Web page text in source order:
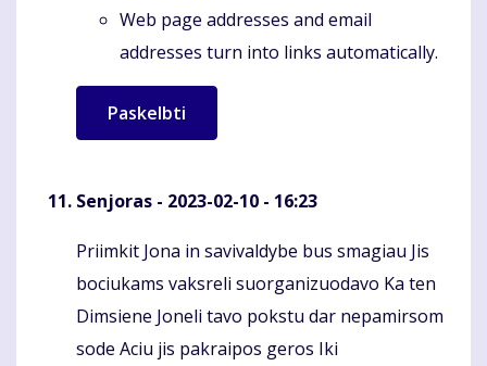
Web page addresses and email
addresses turn into links automatically.
Senjoras - 2023-02-10 - 16:23
Komentaras
Priimkit Jona in savivaldybe bus smagiau Jis
bociukams vaksreli suorganizuodavo Ka ten
Dimsiene Joneli tavo pokstu dar nepamirsom
sode Aciu jis pakraipos geros Iki